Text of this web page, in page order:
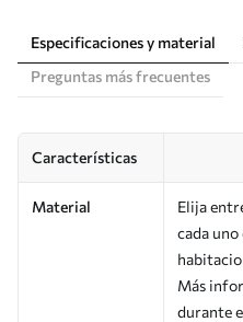
Especificaciones y material
Preguntas más frecuentes
Características
Material
Elija
cada uno
Más
durante